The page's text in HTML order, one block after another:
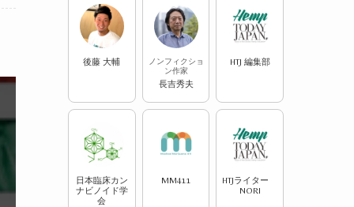
後藤 大輔
ノンフィクショ
ン作家
長吉秀夫
HTJ 編集部
日本臨床カン
ナビノイド学
会
MM411
HTJライター
NORI